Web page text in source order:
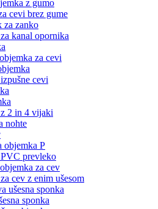
z gumo
cevi brez gume
za zanko
kanal opornika
za cevi
cevi
2 in 4 vijaki
nohte
objemka P
PVC prevleko
za cev
cev z enim ušesom
ušesna sponka
sponka